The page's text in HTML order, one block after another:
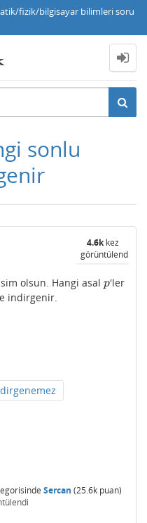
fizik/bilgisayar bilimleri soru
sonlu
4.6kkez
görüntülendi
olsun. Hangi asalp
p'ler
indirgenir.
Sercan (25.6k puan)